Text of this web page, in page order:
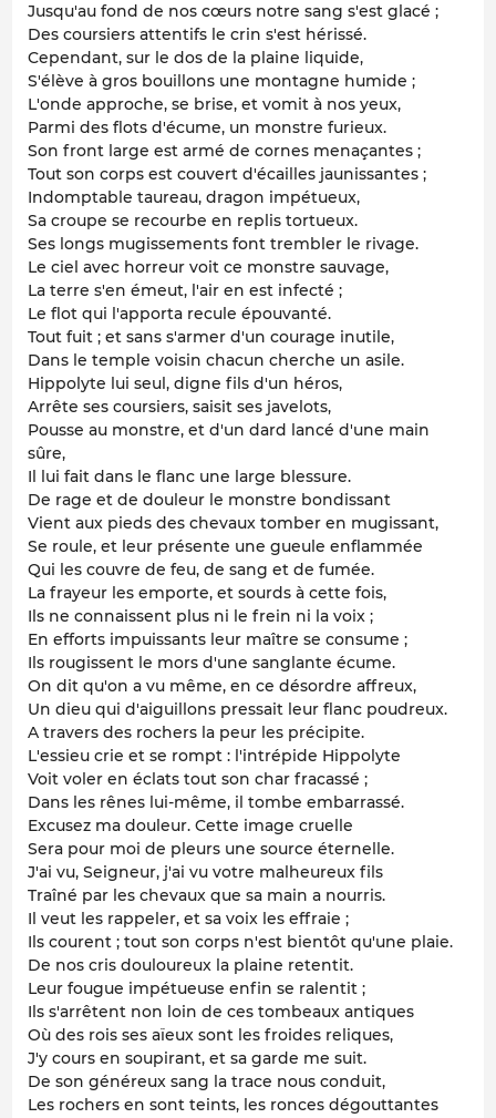
Jusqu'au fond de nos cœurs notre sang s'est glacé ;
Des coursiers attentifs le crin s'est hérissé.
Cependant, sur le dos de la plaine liquide,
S'élève à gros bouillons une montagne humide ;
L'onde approche, se brise, et vomit à nos yeux,
Parmi des flots d'écume, un monstre furieux.
Son front large est armé de cornes menaçantes ;
Tout son corps est couvert d'écailles jaunissantes ;
Indomptable taureau, dragon impétueux,
Sa croupe se recourbe en replis tortueux.
Ses longs mugissements font trembler le rivage.
Le ciel avec horreur voit ce monstre sauvage,
La terre s'en émeut, l'air en est infecté ;
Le flot qui l'apporta recule épouvanté.
Tout fuit ; et sans s'armer d'un courage inutile,
Dans le temple voisin chacun cherche un asile.
Hippolyte lui seul, digne fils d'un héros,
Arrête ses coursiers, saisit ses javelots,
Pousse au monstre, et d'un dard lancé d'une main
sûre,
Il lui fait dans le flanc une large blessure.
De rage et de douleur le monstre bondissant
Vient aux pieds des chevaux tomber en mugissant,
Se roule, et leur présente une gueule enflammée
Qui les couvre de feu, de sang et de fumée.
La frayeur les emporte, et sourds à cette fois,
Ils ne connaissent plus ni le frein ni la voix ;
En efforts impuissants leur maître se consume ;
Ils rougissent le mors d'une sanglante écume.
On dit qu'on a vu même, en ce désordre affreux,
Un dieu qui d'aiguillons pressait leur flanc poudreux.
A travers des rochers la peur les précipite.
L'essieu crie et se rompt : l'intrépide Hippolyte
Voit voler en éclats tout son char fracassé ;
Dans les rênes lui-même, il tombe embarrassé.
Excusez ma douleur. Cette image cruelle
Sera pour moi de pleurs une source éternelle.
J'ai vu, Seigneur, j'ai vu votre malheureux fils
Traîné par les chevaux que sa main a nourris.
Il veut les rappeler, et sa voix les effraie ;
Ils courent ; tout son corps n'est bientôt qu'une plaie.
De nos cris douloureux la plaine retentit.
Leur fougue impétueuse enfin se ralentit ;
Ils s'arrêtent non loin de ces tombeaux antiques
Où des rois ses aïeux sont les froides reliques,
J'y cours en soupirant, et sa garde me suit.
De son généreux sang la trace nous conduit,
Les rochers en sont teints, les ronces dégouttantes